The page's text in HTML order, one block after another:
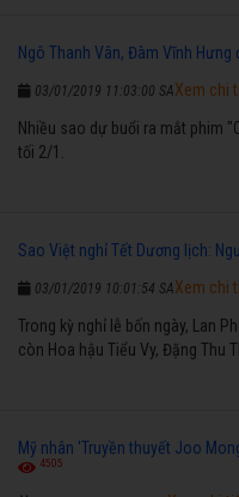
Ngô Thanh Vân, Đàm Vĩnh Hưng
03/01/2019 11:03:00 SA
Nhiều sao dự buổi ra mắt phim
tối 2/1.
Xem chi
Sao Việt nghỉ Tết Dương lịch:
03/01/2019 10:01:54 SA
Trong kỳ nghỉ lễ bốn ngày, Lan
còn Hoa hậu Tiểu Vy, Đặng Thu
Xem chi
Mỹ nhân 'Truyền thuyết Joo
4505